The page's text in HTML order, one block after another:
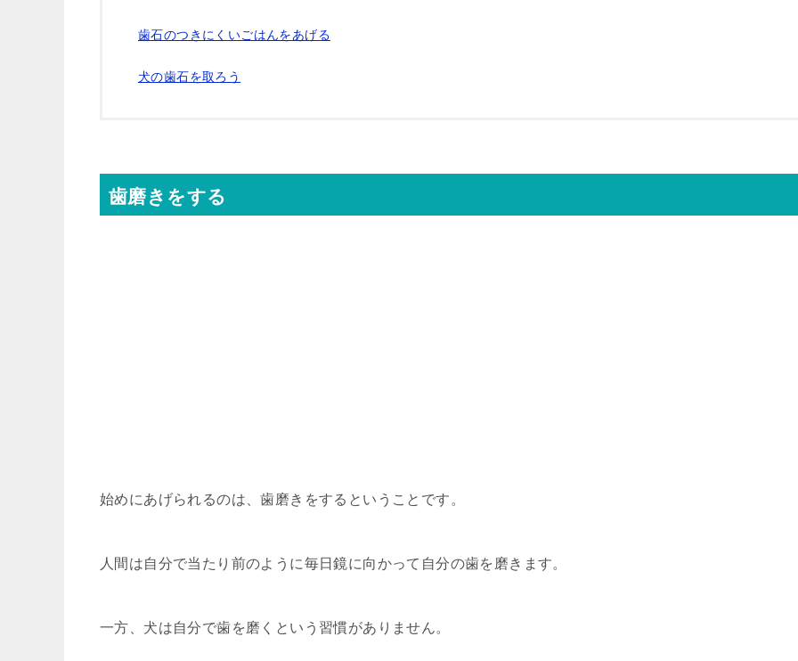
歯石のつきにくいごはんをあげる
犬の歯石を取ろう
歯磨きをする
始めにあげられるのは、歯磨きをするということです。
人間は自分で当たり前のように毎日鏡に向かって自分の歯を磨きます。
一方、犬は自分で歯を磨くという習慣がありません。